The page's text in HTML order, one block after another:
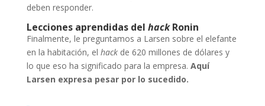
deben responder.
Lecciones aprendidas del hackRonin
Finalmente, le preguntamos a Larsen sobre el elefante
en la habitación, el hackde 620 millones de dólares y
lo que eso ha significado para la empresa. Aquí
Larsen expresa pesar por lo sucedido.